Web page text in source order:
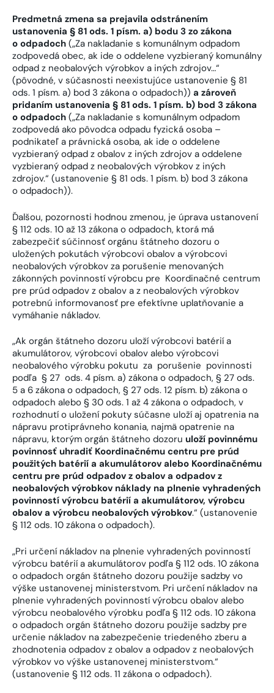
Predmetná zmena sa prejavila odstránením
ustanovenia § 81 ods. 1 písm. a) bodu 3 zo zákona
o odpadoch („Za nakladanie s komunálnym odpadom
zodpovedá obec, ak ide o oddelene vyzbieraný komunálny
odpad z neobalových výrobkov a iných zdrojov…“
(pôvodné, v súčasnosti neexistujúce ustanovenie § 81
ods. 1 písm. a) bod 3 zákona o odpadoch)) a zároveň
pridaním ustanovenia § 81 ods. 1 písm. b) bod 3 zákona
o odpadoch („Za nakladanie s komunálnym odpadom
zodpovedá ako pôvodca odpadu fyzická osoba –
podnikateľ a právnická osoba, ak ide o oddelene
vyzbieraný odpad z obalov z iných zdrojov a oddelene
vyzbieraný odpad z neobalových výrobkov z iných
zdrojov.“ (ustanovenie § 81 ods. 1 písm. b) bod 3 zákona
o odpadoch)).
Ďalšou, pozornosti hodnou zmenou, je úprava ustanovení
§ 112 ods. 10 až 13 zákona o odpadoch, ktorá má
zabezpečiť súčinnosť orgánu štátneho dozoru o
uložených pokutách výrobcovi obalov a výrobcovi
neobalových výrobkov za porušenie menovaných
zákonných povinností výrobcu pre Koordinačné centrum
pre prúd odpadov z obalov a z neobalových výrobkov
potrebnú informovanosť pre efektívne uplatňovanie a
vymáhanie nákladov.
„Ak orgán štátneho dozoru uloží výrobcovi batérií a
akumulátorov, výrobcovi obalov alebo výrobcovi
neobalového výrobku pokutu za porušenie povinnosti
podľa § 27 ods. 4 písm. a) zákona o odpadoch, § 27 ods.
5 a 6 zákona o odpadoch, § 27 ods. 12 písm. b) zákona o
odpadoch alebo § 30 ods. 1 až 4 zákona o odpadoch, v
rozhodnutí o uložení pokuty súčasne uloží aj opatrenia na
nápravu protiprávneho konania, najmä opatrenie na
nápravu, ktorým orgán štátneho dozoru uloží povinnému
povinnosť uhradiť Koordinačnému centru pre prúd
použitých batérií a akumulátorov alebo Koordinačnému
centru pre prúd odpadov z obalov a odpadov z
neobalových výrobkov náklady na plnenie vyhradených
povinností výrobcu batérií a akumulátorov, výrobcu
obalov a výrobcu neobalových výrobkov.“ (ustanovenie
§ 112 ods. 10 zákona o odpadoch).
„Pri určení nákladov na plnenie vyhradených povinností
výrobcu batérií a akumulátorov podľa § 112 ods. 10 zákona
o odpadoch orgán štátneho dozoru použije sadzby vo
výške ustanovenej ministerstvom. Pri určení nákladov na
plnenie vyhradených povinností výrobcu obalov alebo
výrobcu neobalového výrobku podľa § 112 ods. 10 zákona
o odpadoch orgán štátneho dozoru použije sadzby pre
určenie nákladov na zabezpečenie triedeného zberu a
zhodnotenia odpadov z obalov a odpadov z neobalových
výrobkov vo výške ustanovenej ministerstvom.“
(ustanovenie § 112 ods. 11 zákona o odpadoch).